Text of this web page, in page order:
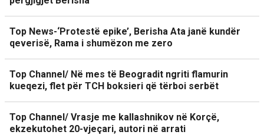
Top News-‘Protestë epike’, Berisha Ata janë kundër
qeverisë, Rama i shumëzon me zero
Top Channel/ Në mes të Beogradit ngriti flamurin
kueqezi, flet për TCH boksieri që tërboi serbët
Top Channel/ Vrasje me kallashnikov në Korçë,
ekzekutohet 20-vjeçari, autori në arrati